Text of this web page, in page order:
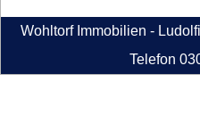
Wohltorf Immobilien -
Telefon